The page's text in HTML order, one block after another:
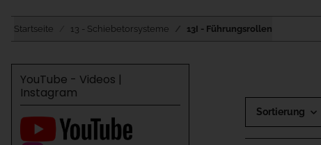
Startseite 13 - Schiebetorsysteme 13I - Führungsrollen
Sortierung
YouTube - Videos |
Instagram